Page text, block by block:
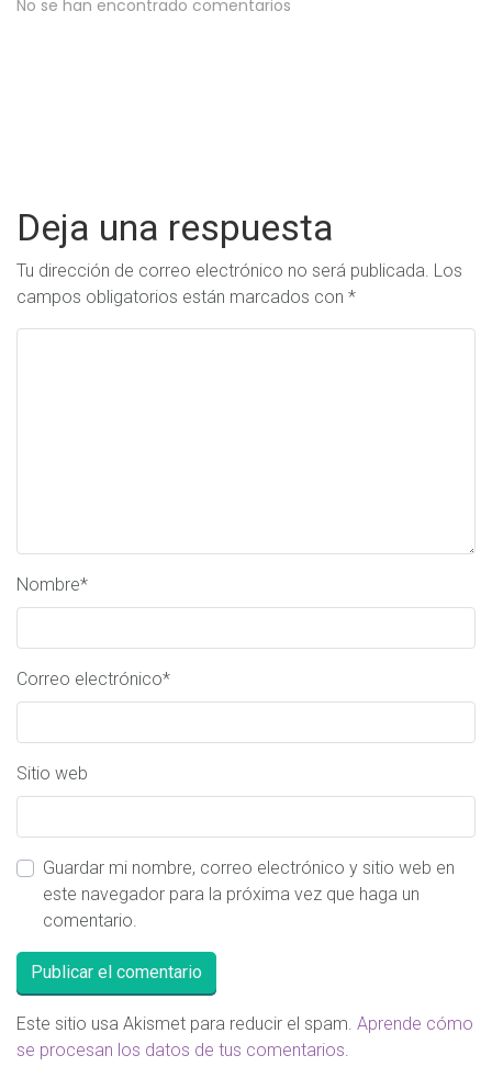
No se han encontrado comentarios
Deja una respuesta
Tu dirección de correo electrónico no será publicada. Los
campos obligatorios están marcados con *
Nombre*
Correo electrónico*
Sitio web
Guardar mi nombre, correo electrónico y sitio web en
este navegador para la próxima vez que haga un
comentario.
Este sitio usa Akismet para reducir el spam. Aprende cómo
se procesan los datos de tus comentarios